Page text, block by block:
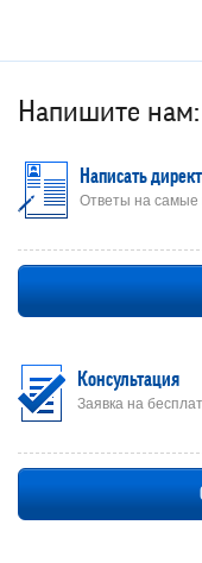
Напишите нам:
Написать
Ответы на самые
Консультация
Заявка на